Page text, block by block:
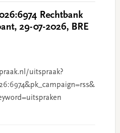
Rechtbank
29-07-2026, BRE
uitspraak?